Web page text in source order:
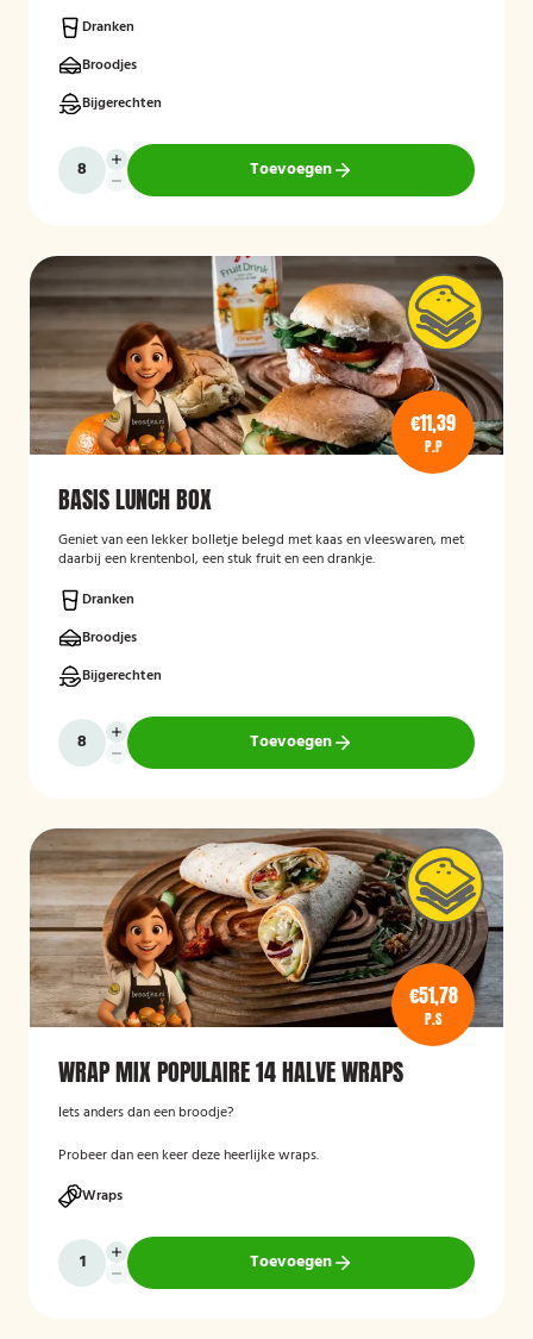
Dranken
Broodjes
Bijgerechten
Toevoegen
€11,39
P.P
BASIS LUNCH BOX
Geniet van een lekker bolletje belegd met kaas en vleeswaren, met
daarbij een krentenbol, een stuk fruit en een drankje.
Dranken
Broodjes
Bijgerechten
Toevoegen
€51,78
P.S
WRAP MIX POPULAIRE 14 HALVE WRAPS
Iets anders dan een broodje?
Probeer dan een keer deze heerlijke wraps.
Wraps
Toevoegen